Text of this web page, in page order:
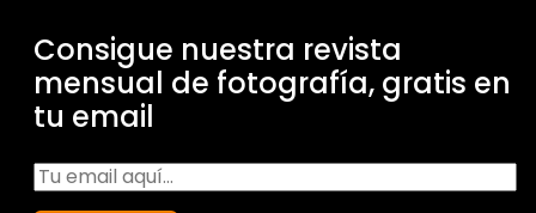
Consigue nuestra revista
mensual de fotografía, gratis en
tu email